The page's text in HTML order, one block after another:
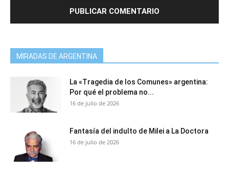
MIRADAS DE ARGENTINA
La «Tragedia de los Comunes» argentina:
Por qué el problema no...
16 de julio de 2026
Fantasía del indulto de Milei a La Doctora
16 de julio de 2026